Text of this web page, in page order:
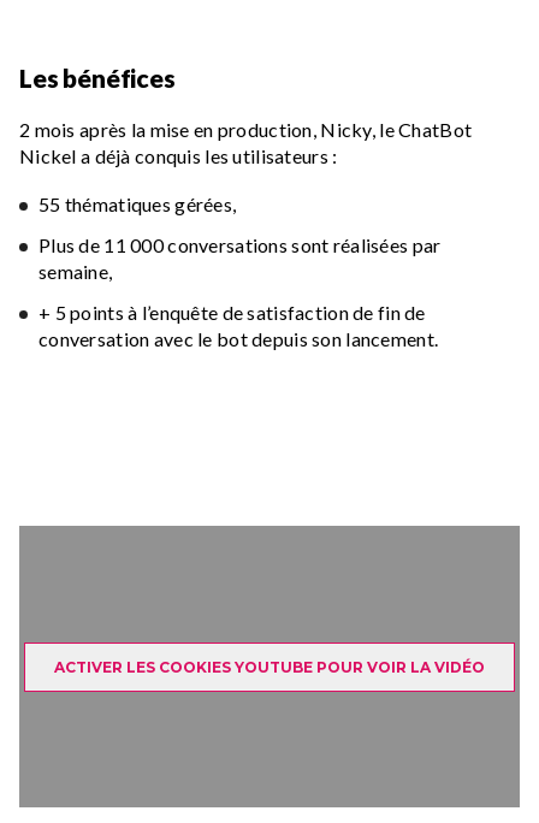
Les bénéfices
2 mois après la mise en production, Nicky, le ChatBot
Nickel a déjà conquis les utilisateurs :
55 thématiques gérées,
Plus de 11 000 conversations sont réalisées par
semaine,
+ 5 points à l’enquête de satisfaction de fin de
conversation avec le bot depuis son lancement.
ACTIVER LES COOKIES YOUTUBE POUR VOIR LA VIDÉO